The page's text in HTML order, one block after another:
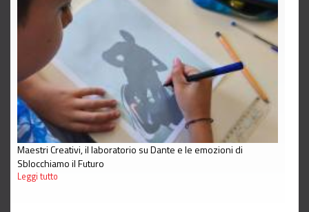
Maestri Creativi, il laboratorio su Dante e le emozioni di
Sblocchiamo il Futuro
Leggi tutto